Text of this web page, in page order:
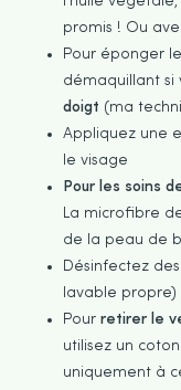
promis ! Ou
Pour éponger
démaquillant si
doigt (ma
Appliquez une
le visage
Pour les soins
La microfibre
de la peau de
Désinfectez
lavable propre)
Pour retirer le
utilisez un
uniquement à